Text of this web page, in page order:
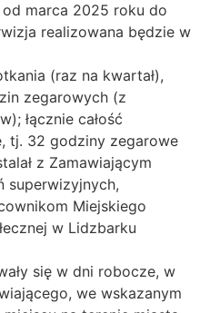
marca 2025 roku do
realizowana będzie w
(raz na kwartał),
zegarowych (z
łącznie całość
tj. 32 godziny zegarowe
z Zamawiającym
superwizyjnych,
Miejskiego
w Lidzbarku
się w dni robocze, w
we wskazanym